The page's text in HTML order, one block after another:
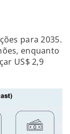
para 2035.
enquanto
US$ 2,9